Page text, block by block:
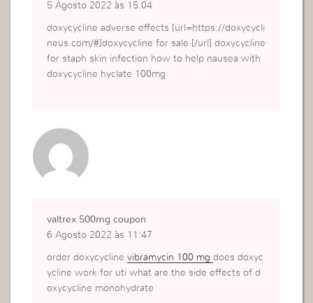
5 Agosto 2022 às 15:04
doxycycline adverse effects [url=https://doxycycli
neus.com/#]doxycycline for sale [/url] doxycycline
for staph skin infection how to help nausea with
doxycycline hyclate 100mg
valtrex 500mg coupon
6 Agosto 2022 às 11:47
order doxycyclinevibramycin 100 mgdoes doxyc
ycline work for uti what are the side effects of d
oxycycline monohydrate